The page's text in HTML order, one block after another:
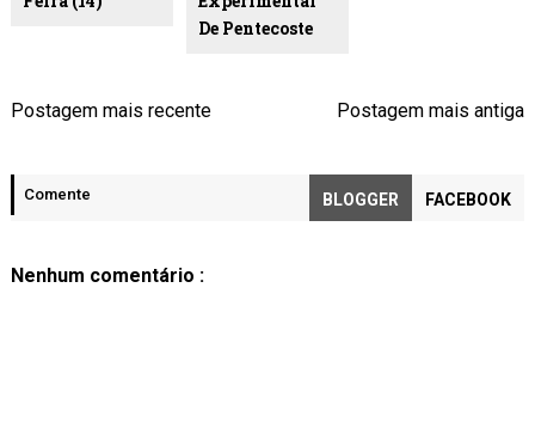
De Pentecoste
Postagem mais recente Postagem mais antiga
Comente BLOGGER FACEBOOK
Nenhum comentário :